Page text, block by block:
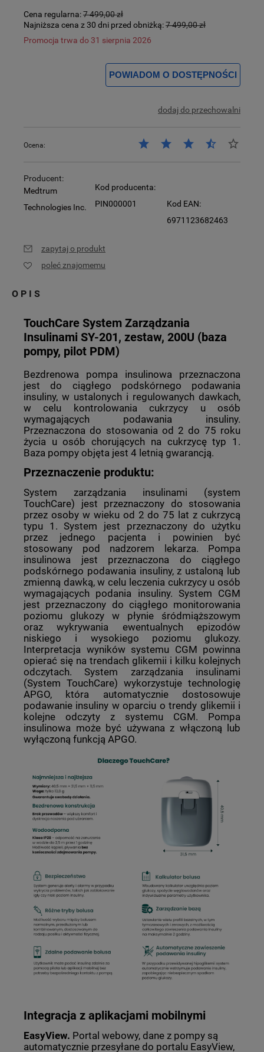
Cena regularna:7 499,00 zł
Najniższa cena z 30 dni przed obniżką:7 499,00 zł
Promocja trwa do 31 sierpnia 2026
POWIADOM O DOSTĘPNOŚCI
dodaj do przechowalni
Ocena:
Producent:
Medtrum
Technologies Inc.
Kod producenta:
PIN000001
Kod EAN:
6971123682463
zapytaj o produkt
poleć znajomemu
OPIS
TouchCare System Zarządzania
Insulinami SY-201, zestaw, 200U (baza
pompy, pilot PDM)
Bezdrenowa pompa insulinowa przeznaczona
jest do ciągłego podskórnego podawania
insuliny, w ustalonych i regulowanych dawkach,
w celu kontrolowania cukrzycy u osób
wymagających podawania insuliny.
Przeznaczona do stosowania od 2 do 75 roku
życia u osób chorujących na cukrzycę typ 1.
Baza pompy objęta jest 4 letnią gwarancją.
Przeznaczenie produktu:
System zarządzania insulinami (system
TouchCare) jest przeznaczony do stosowania
przez osoby w wieku od 2 do 75 lat z cukrzycą
typu 1. System jest przeznaczony do użytku
przez jednego pacjenta i powinien być
stosowany pod nadzorem lekarza. Pompa
insulinowa jest przeznaczona do ciągłego
podskórnego podawania insuliny, z ustaloną lub
zmienną dawką, w celu leczenia cukrzycy u osób
wymagających podania insuliny. System CGM
jest przeznaczony do ciągłego monitorowania
poziomu glukozy w płynie śródmiąższowym
oraz wykrywania ewentualnych epizodów
niskiego i wysokiego poziomu glukozy.
Interpretacja wyników systemu CGM powinna
opierać się na trendach glikemii i kilku kolejnych
odczytach. System zarządzania insulinami
(System TouchCare) wykorzystuje technologię
APGO, która automatycznie dostosowuje
podawanie insuliny w oparciu o trendy glikemii i
kolejne odczyty z systemu CGM. Pompa
insulinowa może być używana z włączoną lub
wyłączoną funkcją APGO.
Integracja z aplikacjami mobilnymi
EasyView. Portal webowy, dane z pompy są
automatycznie przesyłane do portalu EasyView,